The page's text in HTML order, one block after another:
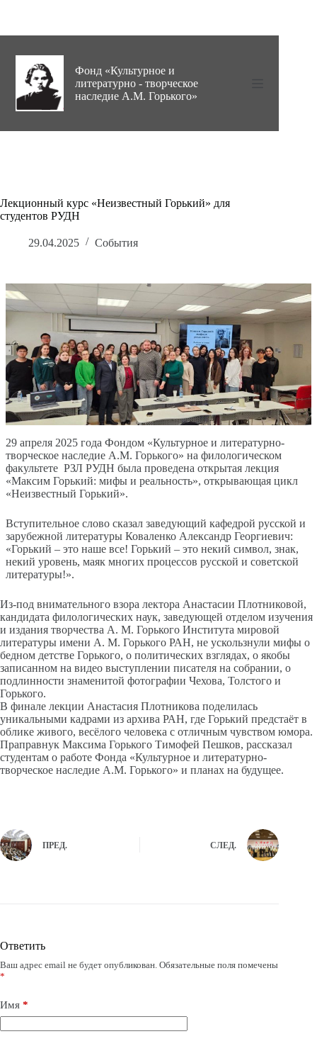
Фонд «Культурное и
литературно - творческое
наследие А.М. Горького»
Лекционный курс «Неизвестный Горький» для
студентов РУДН
29.04.2025 События
29 апреля 2025 года Фондом «Культурное и литературно-
творческое наследие А.М. Горького» на филологическом
факультете РЗЛ РУДН была проведена открытая лекция
«Максим Горький: мифы и реальность», открывающая цикл
«Неизвестный Горький».
Вступительное слово сказал заведующий кафедрой русской и
зарубежной литературы Коваленко Александр Георгиевич:
«Горький – это наше все! Горький – это некий символ, знак,
некий уровень, маяк многих процессов русской и советской
литературы!».
Из-под внимательного взора лектора Анастасии Плотниковой,
кандидата филологических наук, заведующей отделом изучения
и издания творчества А. М. Горького Института мировой
литературы имени А. М. Горького РАН, не ускользнули мифы о
бедном детстве Горького, о политических взглядах, о якобы
записанном на видео выступлении писателя на собрании, о
подлинности знаменитой фотографии Чехова, Толстого и
Горького.
В финале лекции Анастасия Плотникова поделилась
уникальными кадрами из архива РАН, где Горький предстаёт в
облике живого, весёлого человека с отличным чувством юмора.
Праправнук Максима Горького Тимофей Пешков, рассказал
студентам о работе Фонда «Культурное и литературно-
творческое наследие А.М. Горького» и планах на будущее.
ПРЕД. СЛЕД.
Ответить
Ваш адрес email не будет опубликован. Обязательные поля помечены
*
Имя *